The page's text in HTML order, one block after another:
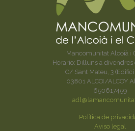
Mancomunitat Alcoià i
Horario: Dilluns a divendres
C/ Sant Mateu, 3
03801 ALCOI/ALCOY
650617459
Política de
Aviso legal